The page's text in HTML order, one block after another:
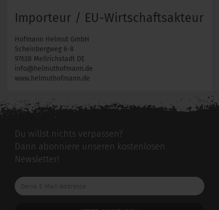
Importeur / EU-Wirtschaftsakteur
Hofmann Helmut GmbH
Scheinbergweg 6-8
97638 Mellrichstadt DE
info@helmuthofmann.de
www.helmuthofmann.de
Du willst nichts verpassen?
Dann abonniere unseren kostenlosen
Newsletter!
Deine
E-